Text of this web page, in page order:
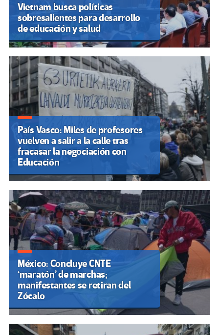
Vietnam busca políticas
sobresalientes para desarrollo
de educación y salud
País Vasco: Miles de profesores
vuelven a salir a la calle tras
fracasar la negociación con
Educación
México: Concluye CNTE
‘maratón’ de marchas;
manifestantes se retiran del
Zócalo